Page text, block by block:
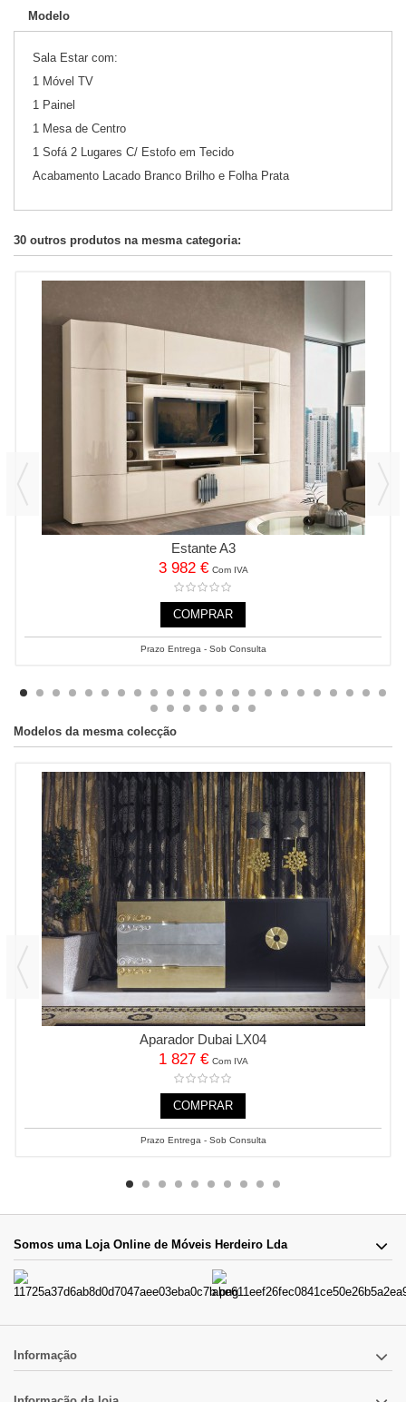
Modelo
Sala Estar com:
1 Móvel TV
1 Painel
1 Mesa de Centro
1 Sofá 2 Lugares C/ Estofo em Tecido
Acabamento Lacado Branco Brilho e Folha Prata
30 outros produtos na mesma categoria:
Estante A3
3 982 € Com IVA
COMPRAR
Prazo Entrega - Sob Consulta
Modelos da mesma colecção
Aparador Dubai LX04
1 827 € Com IVA
COMPRAR
Prazo Entrega - Sob Consulta
Somos uma Loja Online de Móveis Herdeiro Lda
Informação